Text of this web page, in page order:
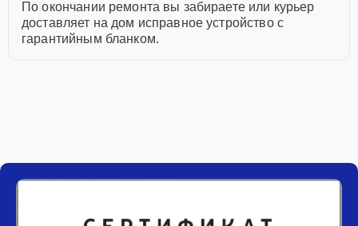
По окончании ремонта вы забираете или курьер
доставляет на дом исправное устройство с
гарантийным бланком.